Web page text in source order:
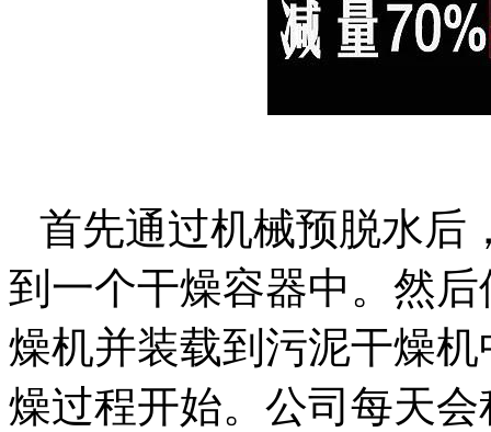
首先通过机械预脱水后
到一个干燥容器中。然
燥机并装载到污泥干燥
燥过程开始。公司每天会